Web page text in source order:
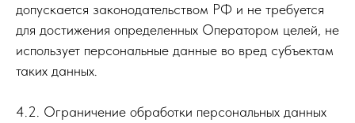
допускается законодательством РФ и не требуется
для достижения определенных Оператором целей, не
использует персональные данные во вред субъектам
таких данных.
4.2. Ограничение обработки персональных данных